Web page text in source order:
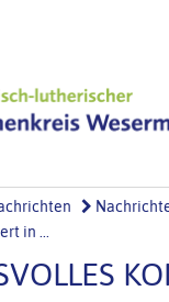
in ...